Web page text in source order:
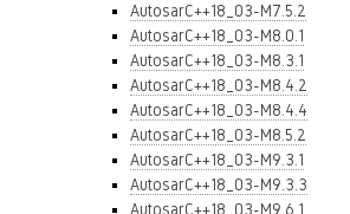
AutosarC++18_03-M7.5.2
AutosarC++18_03-M8.0.1
AutosarC++18_03-M8.3.1
AutosarC++18_03-M8.4.2
AutosarC++18_03-M8.4.4
AutosarC++18_03-M8.5.2
AutosarC++18_03-M9.3.1
AutosarC++18_03-M9.3.3
AutosarC++18_03-M9.6.1